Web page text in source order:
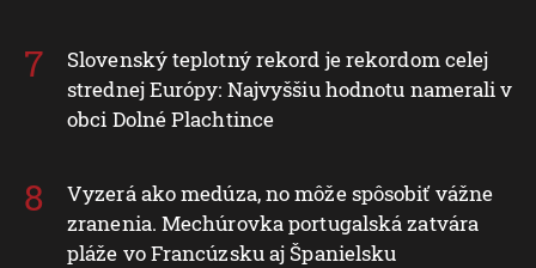
Slovenský teplotný rekord je rekordom celej
strednej Európy: Najvyššiu hodnotu namerali v
obci Dolné Plachtince
Vyzerá ako medúza, no môže spôsobiť vážne
zranenia. Mechúrovka portugalská zatvára
pláže vo Francúzsku aj Španielsku